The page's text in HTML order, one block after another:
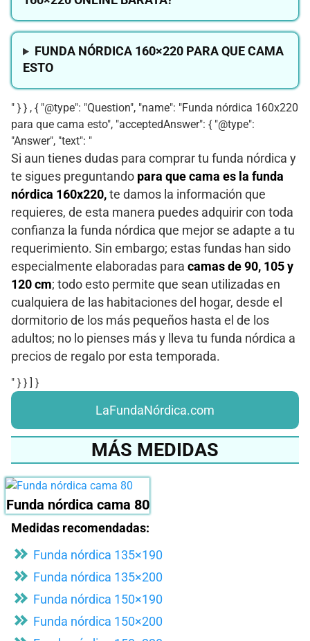
FUNDA NÓRDICA 160×220 PARA QUE CAMA
ESTO
" } } , { "@type": "Question", "name": "Funda nórdica 160x220
para que cama esto", "acceptedAnswer": { "@type":
"Answer", "text": "
Si aun tienes dudas para comprar tu funda nórdica y
te sigues preguntando para que cama es la funda
nórdica 160x220, te damos la información que
requieres, de esta manera puedes adquirir con toda
confianza la funda nórdica que mejor se adapte a tu
requerimiento. Sin embargo; estas fundas han sido
especialmente elaboradas para camas de 90, 105 y
120 cm; todo esto permite que sean utilizadas en
cualquiera de las habitaciones del hogar, desde el
dormitorio de los más pequeños hasta el de los
adultos; no lo pienses más y lleva tu funda nórdica a
precios de regalo por esta temporada.
" } } ] }
LaFundaNórdica.com
MÁS MEDIDAS
Funda nórdica cama 80
Medidas recomendadas:
Funda nórdica 135×190
Funda nórdica 135×200
Funda nórdica 150×190
Funda nórdica 150×200